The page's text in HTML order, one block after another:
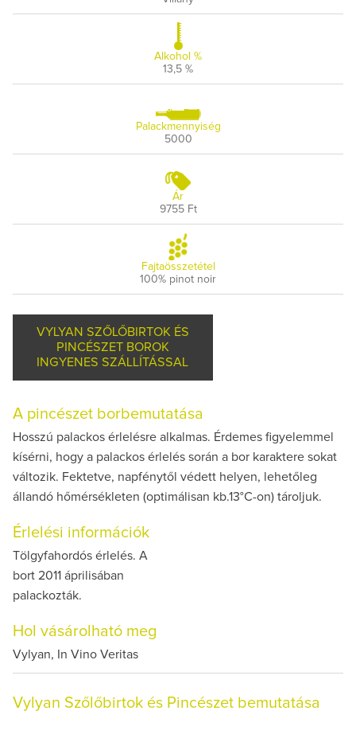
Alkohol %
13,5 %
Palackmennyiség
5000
Ár
9755 Ft
Fajtaösszetétel
100% pinot noir
VYLYAN SZŐLŐBIRTOK ÉS
PINCÉSZET BOROK
INGYENES SZÁLLÍTÁSSAL
A pincészet borbemutatása
Hosszú palackos érlelésre alkalmas. Érdemes figyelemmel
kísérni, hogy a palackos érlelés során a bor karaktere sokat
változik. Fektetve, napfénytől védett helyen, lehetőleg
állandó hőmérsékleten (optimálisan kb.13°C-on) tároljuk.
Érlelési információk
Tölgyfahordós érlelés. A
bort 2011 áprilisában
palackozták.
Hol vásárolható meg
Vylyan, In Vino Veritas
Vylyan Szőlőbirtok és Pincészet bemutatása